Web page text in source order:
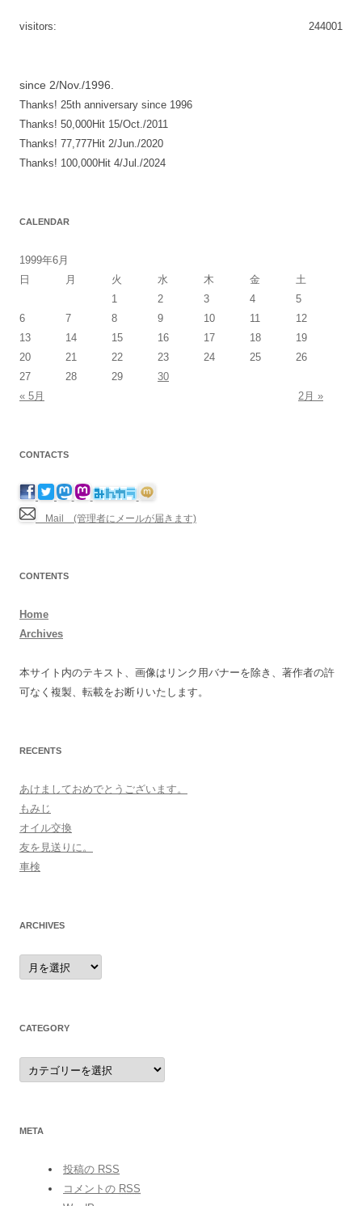
ン
244001
visitors:
since 2/Nov./1996.
Thanks! 25th anniversary since 1996
Thanks! 50,000Hit 15/Oct./2011
Thanks! 77,777Hit 2/Jun./2020
Thanks! 100,000Hit 4/Jul./2024
CALENDAR
1999年6月
日
月 火 水 木 金
土
1
2 3 4
5
6
7 8 9 10 11
12
13
14 15 16 17 18
19
20
21 22 23 24 25
26
27
28 29
30
« 5月
2月 »
CONTACTS
Mail (管理者にメールが届きます)
CONTENTS
Home
Archives
本サイト内のテキスト、画像はリンク用バナーを除き、著作者の許
可なく複製、転載をお断りいたします。
RECENTS
あけましておめでとうございます。
もみじ
オイル交換
友を見送りに。
車検
ARCHIVES
archives
CATEGORY
category
META
投稿の RSS
コメントの RSS